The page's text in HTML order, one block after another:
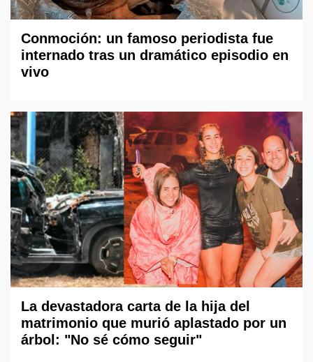
Conmoción: un famoso periodista fue
internado tras un dramático episodio en
vivo
La devastadora carta de la hija del
matrimonio que murió aplastado por un
árbol: "No sé cómo seguir"